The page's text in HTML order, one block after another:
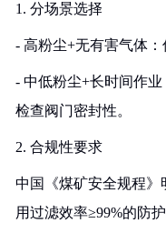
1. 分场景选择
- 高粉尘+无有害气体：
- 中低粉尘+长时间作
检查阀门密封性。
2. 合规性要求
中国《煤矿安全规程》
用过滤效率≥99%的防